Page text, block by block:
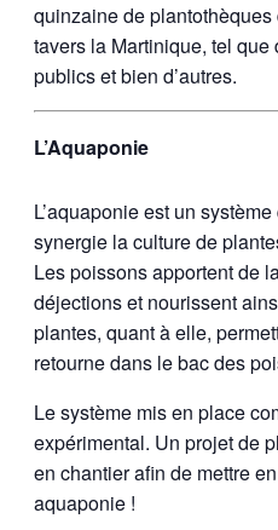
quinzaine de
tavers la Martinique, tel
publics et bien d’autres.
L’Aquaponie
L’aquaponie est un
synergie la culture de
Les poissons apportent de
déjections et nourissent
plantes, quant à elle,
retourne dans le bac des
Le système mis en place
expérimental. Un projet de
en chantier afin de mettre
aquaponie !